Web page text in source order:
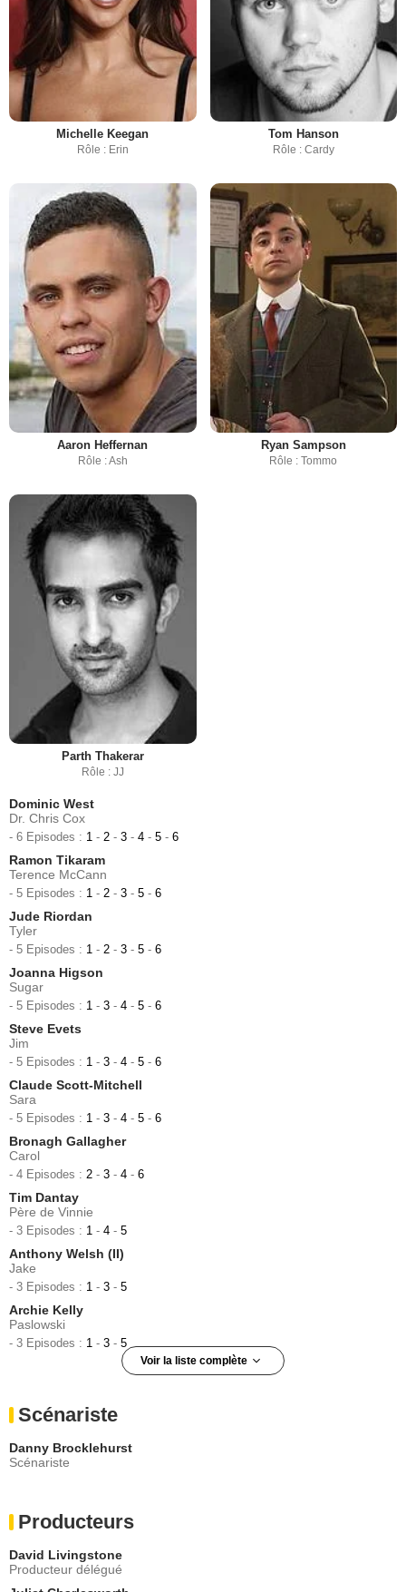
Michelle Keegan
Rôle : Erin
Tom Hanson
Rôle : Cardy
Aaron Heffernan
Rôle : Ash
Ryan Sampson
Rôle : Tommo
Parth Thakerar
Rôle : JJ
Dominic West
Dr. Chris Cox
- 6 Episodes : 1 - 2 - 3 - 4 - 5 - 6
Ramon Tikaram
Terence McCann
- 5 Episodes : 1 - 2 - 3 - 5 - 6
Jude Riordan
Tyler
- 5 Episodes : 1 - 2 - 3 - 5 - 6
Joanna Higson
Sugar
- 5 Episodes : 1 - 3 - 4 - 5 - 6
Steve Evets
Jim
- 5 Episodes : 1 - 3 - 4 - 5 - 6
Claude Scott-Mitchell
Sara
- 5 Episodes : 1 - 3 - 4 - 5 - 6
Bronagh Gallagher
Carol
- 4 Episodes : 2 - 3 - 4 - 6
Tim Dantay
Père de Vinnie
- 3 Episodes : 1 - 4 - 5
Anthony Welsh (II)
Jake
- 3 Episodes : 1 - 3 - 5
Archie Kelly
Paslowski
- 3 Episodes : 1 - 3 - 5
Voir la liste complète
- 2 Episodes :4-5
Colin Popov
- 2 Episodes :
- 2 Episodes :2-6
Oliver Wellington
Aaron
5
Scénariste
Danny Brocklehurst
Scénariste
Producteurs
David Livingstone
Producteur délégué